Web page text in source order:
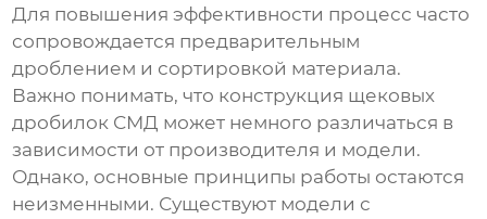
Для повышения эффективности процесс часто
сопровождается предварительным
дроблением и сортировкой материала.
Важно понимать, что конструкция щековых
дробилок СМД может немного различаться в
зависимости от производителя и модели.
Однако, основные принципы работы остаются
неизменными. Существуют модели с